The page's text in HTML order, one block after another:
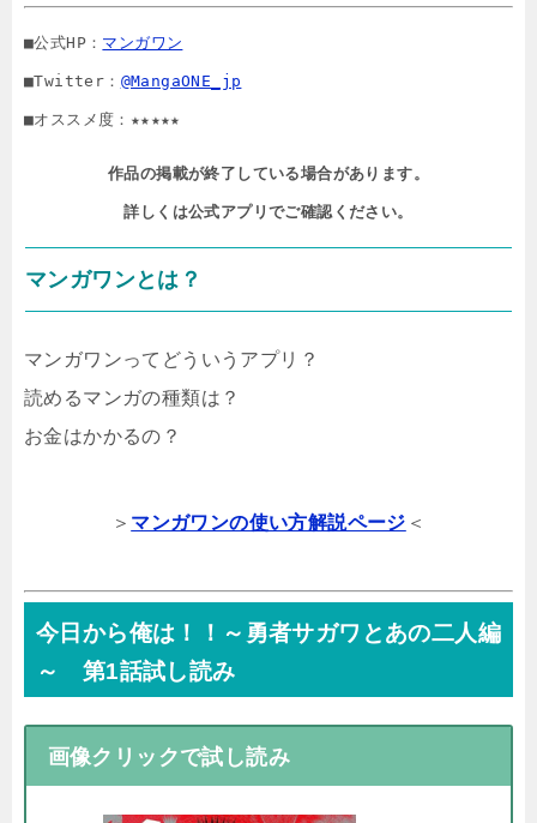
■公式HP： マンガワン
■Twitter： @MangaONE_jp
■オススメ度：★★★★★
作品の掲載が終了している場合があります。
詳しくは公式アプリでご確認ください。
マンガワンとは？
マンガワンってどういうアプリ？
読めるマンガの種類は？
お金はかかるの？
＞ マンガワンの使い方解説ページ ＜
今日から俺は！！～勇者サガワとあの二人編
～ 第1話試し読み
画像クリックで試し読み